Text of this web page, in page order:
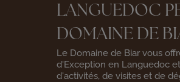
LANGUEDOC
DOMAINE DE
Le Domaine de Biar vous
d'Exception en Languedoc
d'activités, de visites et de